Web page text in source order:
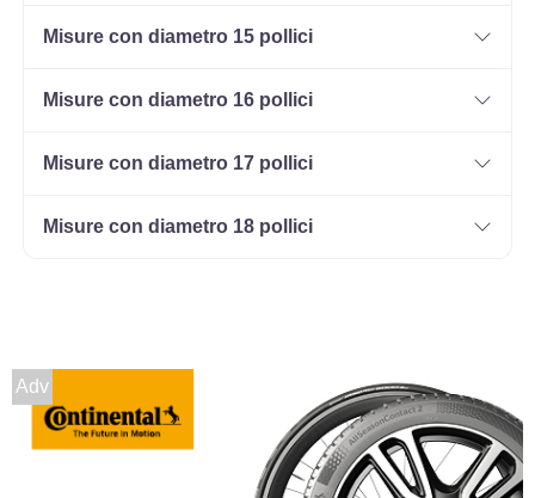
14" 5.5X14 ET35 4x100
DEZENT Tn Silver 4 fori
Foro centrale: 60.1mm
Disponibile
DEZENT Tn Silver 4 fori
Misure con diametro 15 pollici
Misure con diametro 16 pollici
Misure con diametro 17 pollici
Misure con diametro 18 pollici
Adv